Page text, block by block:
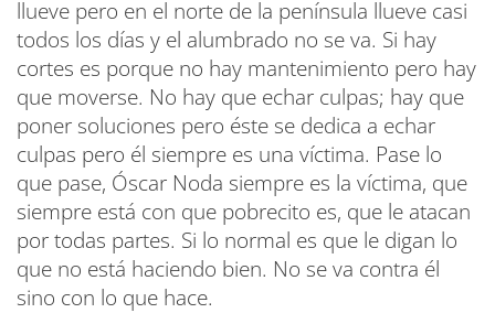
llueve pero en el norte de la península llueve casi
todos los días y el alumbrado no se va. Si hay
cortes es porque no hay mantenimiento pero hay
que moverse. No hay que echar culpas; hay que
poner soluciones pero éste se dedica a echar
culpas pero él siempre es una víctima. Pase lo
que pase, Óscar Noda siempre es la víctima, que
siempre está con que pobrecito es, que le atacan
por todas partes. Si lo normal es que le digan lo
que no está haciendo bien. No se va contra él
sino con lo que hace.